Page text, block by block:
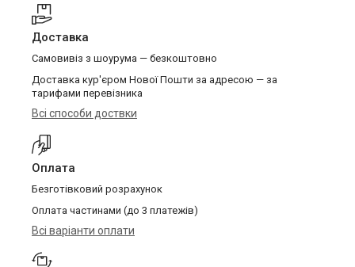
Доставка
Самовивіз з шоурума — безкоштовно
Доставка кур'єром Нової Пошти за адресою — за
тарифами перевізника
Всі способи доствки
Оплата
Безготівковий розрахунок
Оплата частинами (до 3 платежів)
Всі варіанти оплати